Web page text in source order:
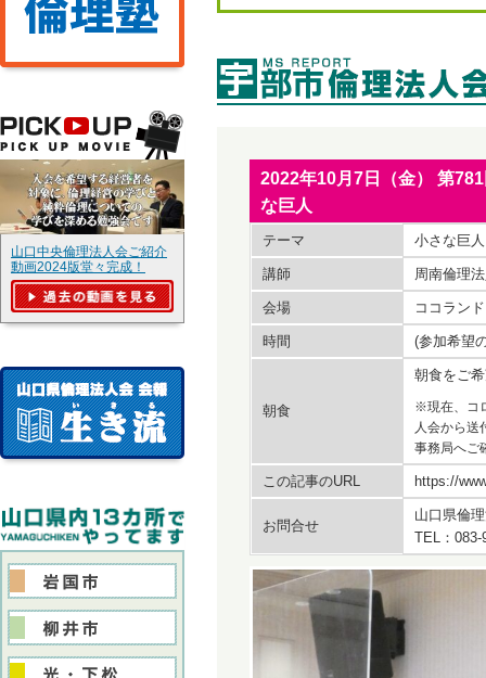
2022年10月7日（金） 第
な巨人
テーマ 小さな巨人
講師 周南倫
会場 ココランド
時間 (参加希望
朝食
朝食をご
※現在、コ
人会から送
事務局へご
この記事のURL https://
お問合せ
山口県倫
TEL：
山口中央倫理法人会ご紹介
動画2024版堂々完成！